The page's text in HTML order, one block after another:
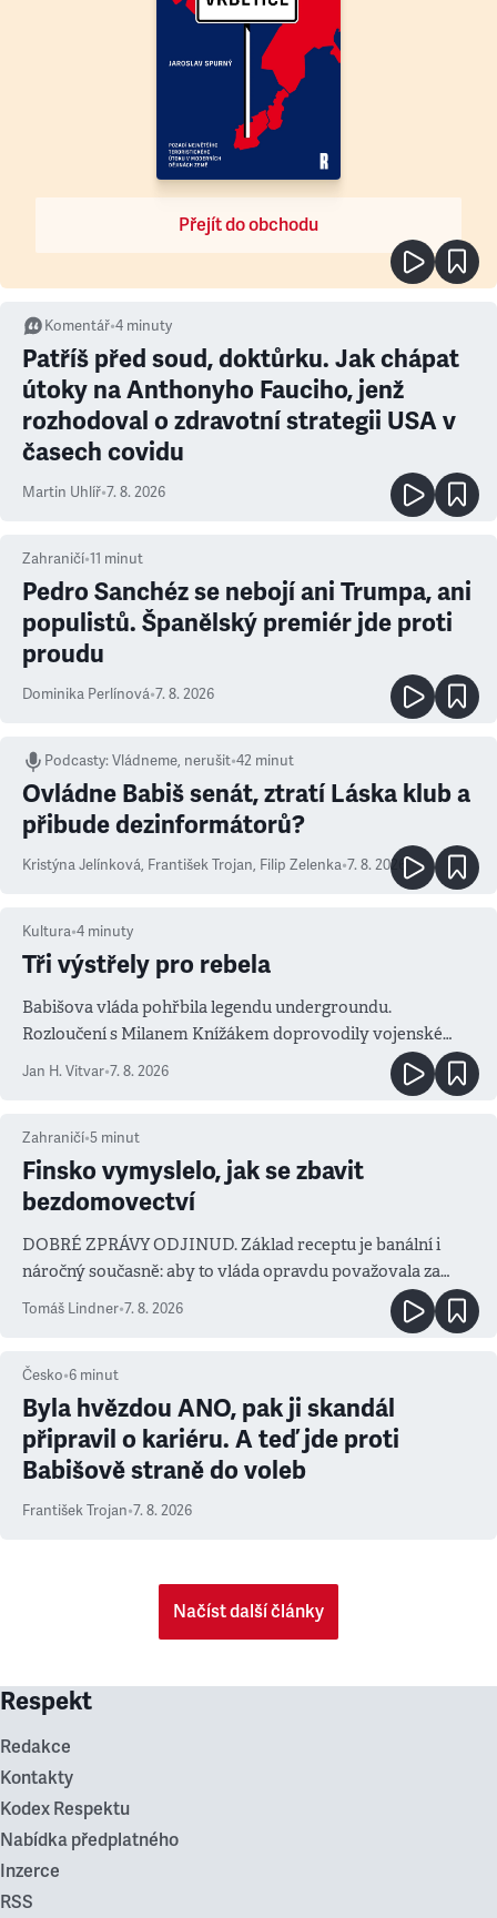
Přejít do obchodu
Komentář•4 minuty
Patříš před soud, doktůrku. Jak chápat
útoky na Anthonyho Fauciho, jenž
rozhodoval o zdravotní strategii USA v
časech covidu
Martin Uhlíř•7. 8. 2026
Zahraničí•11 minut
Pedro Sanchéz se nebojí ani Trumpa, ani
populistů. Španělský premiér jde proti
proudu
Dominika Perlínová•7. 8. 2026
Podcasty:Vládneme, nerušit•42 minut
Ovládne Babiš senát, ztratí Láska klub a
přibude dezinformátorů?
Kristýna Jelínková, František Trojan, Filip Zelenka•7. 8. 2026
Kultura•4 minuty
Tři výstřely pro rebela
Babišova vláda pohřbila legendu undergroundu.
Rozloučení s Milanem Knížákem doprovodily vojenské
salvy i kritika pokrokářů
Jan H. Vitvar•7. 8. 2026
Zahraničí•5 minut
Finsko vymyslelo, jak se zbavit
bezdomovectví
DOBRÉ ZPRÁVY ODJINUD. Základ receptu je banální i
náročný současně: aby to vláda opravdu považovala za
prioritu
Tomáš Lindner•7. 8. 2026
Česko•6 minut
Byla hvězdou ANO, pak ji skandál
připravil o kariéru. A teď jde proti
Babišově straně do voleb
František Trojan•7. 8. 2026
Načíst další články
Respekt
Redakce
Kontakty
Kodex Respektu
Nabídka předplatného
Inzerce
RSS